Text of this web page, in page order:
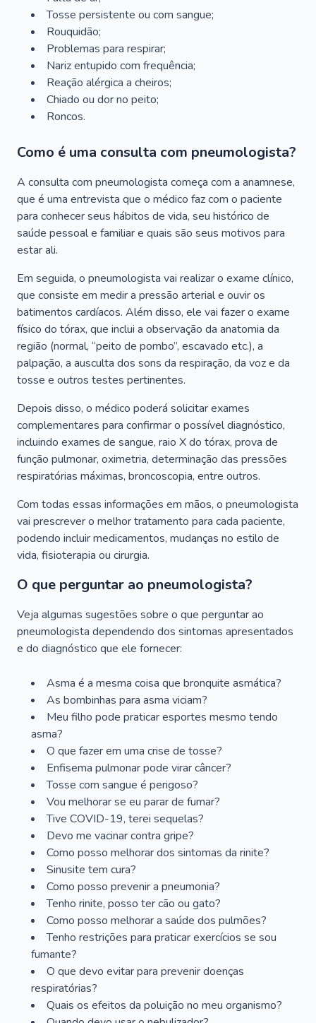
Tosse persistente ou com sangue;
Rouquidão;
Problemas para respirar;
Nariz entupido com frequência;
Reação alérgica a cheiros;
Chiado ou dor no peito;
Roncos.
Como é uma consulta com pneumologista?
A consulta com pneumologista começa com a anamnese,
que é uma entrevista que o médico faz com o paciente
para conhecer seus hábitos de vida, seu histórico de
saúde pessoal e familiar e quais são seus motivos para
estar ali.
Em seguida, o pneumologista vai realizar o exame clínico,
que consiste em medir a pressão arterial e ouvir os
batimentos cardíacos. Além disso, ele vai fazer o exame
físico do tórax, que inclui a observação da anatomia da
região (normal, “peito de pombo”, escavado etc.), a
palpação, a ausculta dos sons da respiração, da voz e da
tosse e outros testes pertinentes.
Depois disso, o médico poderá solicitar exames
complementares para confirmar o possível diagnóstico,
incluindo exames de sangue, raio X do tórax, prova de
função pulmonar, oximetria, determinação das pressões
respiratórias máximas, broncoscopia, entre outros.
Com todas essas informações em mãos, o pneumologista
vai prescrever o melhor tratamento para cada paciente,
podendo incluir medicamentos, mudanças no estilo de
vida, fisioterapia ou cirurgia.
O que perguntar ao pneumologista?
Veja algumas sugestões sobre o que perguntar ao
pneumologista dependendo dos sintomas apresentados
e do diagnóstico que ele fornecer:
Asma é a mesma coisa que bronquite asmática?
As bombinhas para asma viciam?
Meu filho pode praticar esportes mesmo tendo
asma?
O que fazer em uma crise de tosse?
Enfisema pulmonar pode virar câncer?
Tosse com sangue é perigoso?
Vou melhorar se eu parar de fumar?
Tive COVID-19, terei sequelas?
Devo me vacinar contra gripe?
Como posso melhorar dos sintomas da rinite?
Sinusite tem cura?
Como posso prevenir a pneumonia?
Tenho rinite, posso ter cão ou gato?
Como posso melhorar a saúde dos pulmões?
Tenho restrições para praticar exercícios se sou
fumante?
O que devo evitar para prevenir doenças
respiratórias?
Quais os efeitos da poluição no meu organismo?